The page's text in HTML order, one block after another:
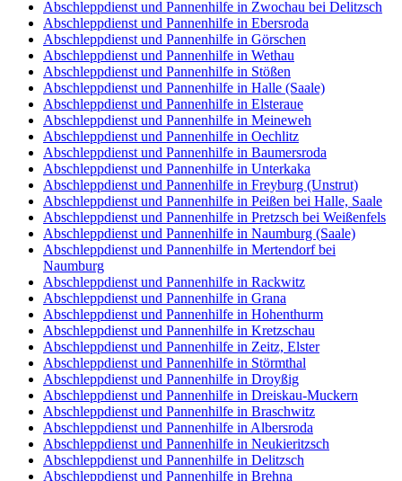
Abschleppdienst und Pannenhilfe in Zwochau bei Delitzsch
Abschleppdienst und Pannenhilfe in Ebersroda
Abschleppdienst und Pannenhilfe in Görschen
Abschleppdienst und Pannenhilfe in Wethau
Abschleppdienst und Pannenhilfe in Stößen
Abschleppdienst und Pannenhilfe in Halle (Saale)
Abschleppdienst und Pannenhilfe in Elsteraue
Abschleppdienst und Pannenhilfe in Meineweh
Abschleppdienst und Pannenhilfe in Oechlitz
Abschleppdienst und Pannenhilfe in Baumersroda
Abschleppdienst und Pannenhilfe in Unterkaka
Abschleppdienst und Pannenhilfe in Freyburg (Unstrut)
Abschleppdienst und Pannenhilfe in Peißen bei Halle, Saale
Abschleppdienst und Pannenhilfe in Pretzsch bei Weißenfels
Abschleppdienst und Pannenhilfe in Naumburg (Saale)
Abschleppdienst und Pannenhilfe in Mertendorf bei
Naumburg
Abschleppdienst und Pannenhilfe in Rackwitz
Abschleppdienst und Pannenhilfe in Grana
Abschleppdienst und Pannenhilfe in Hohenthurm
Abschleppdienst und Pannenhilfe in Kretzschau
Abschleppdienst und Pannenhilfe in Zeitz, Elster
Abschleppdienst und Pannenhilfe in Störmthal
Abschleppdienst und Pannenhilfe in Droyßig
Abschleppdienst und Pannenhilfe in Dreiskau-Muckern
Abschleppdienst und Pannenhilfe in Braschwitz
Abschleppdienst und Pannenhilfe in Albersroda
Abschleppdienst und Pannenhilfe in Neukieritzsch
Abschleppdienst und Pannenhilfe in Delitzsch
Abschleppdienst und Pannenhilfe in Brehna